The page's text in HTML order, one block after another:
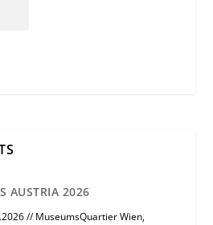
AUSTRIA 2026
// MuseumsQuartier Wien,